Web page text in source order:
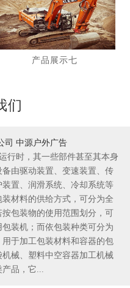
2
产品展示七
们
司 中源户外广告
时，其一些部件甚至其本身
由驱动装置、变速装置、传
置、润滑系统、冷却系统等
材料的供给方式，可分为全
包装物的使用范围划分，可
装机；而依包装种类可分为
于加工包装材料和容器的包
械、塑料中空容器加工机械
品，它...